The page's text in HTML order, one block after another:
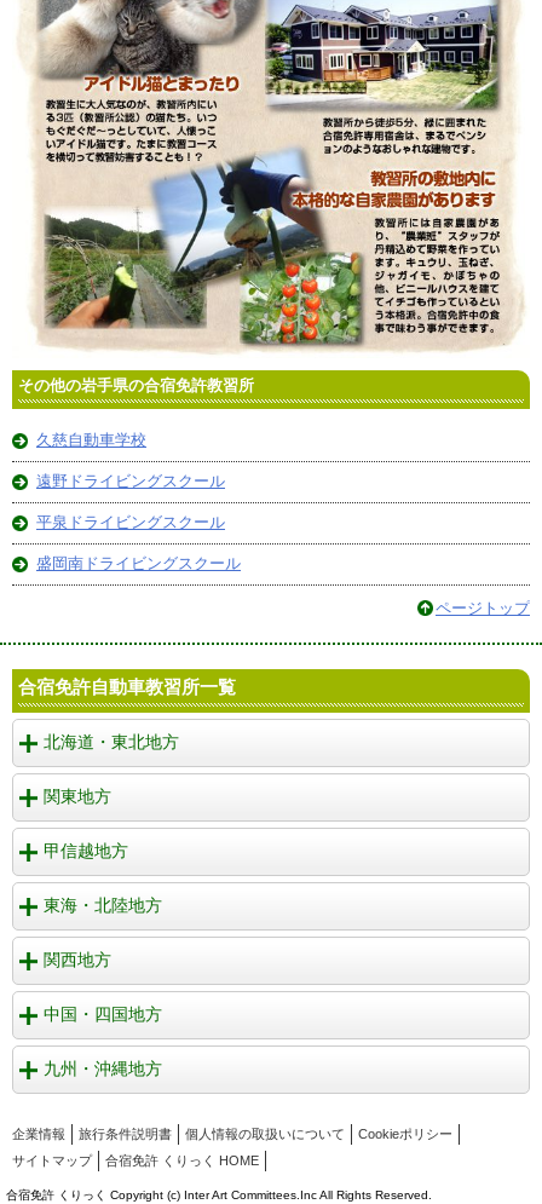
その他の岩手県の合宿免許教習所
久慈自動車学校
遠野ドライビングスクール
平泉ドライビングスクール
盛岡南ドライビングスクール
ページトップ
合宿免許自動車教習所一覧
北海道・東北地方
関東地方
甲信越地方
東海・北陸地方
関西地方
中国・四国地方
九州・沖縄地方
企業情報 旅行条件説明書 個人情報の取扱いについて
Cookieポリシー
サイトマップ
合宿免許 くりっく HOME
合宿免許 くりっく Copyright (c) Inter Art Committees.Inc All Rights Reserved.